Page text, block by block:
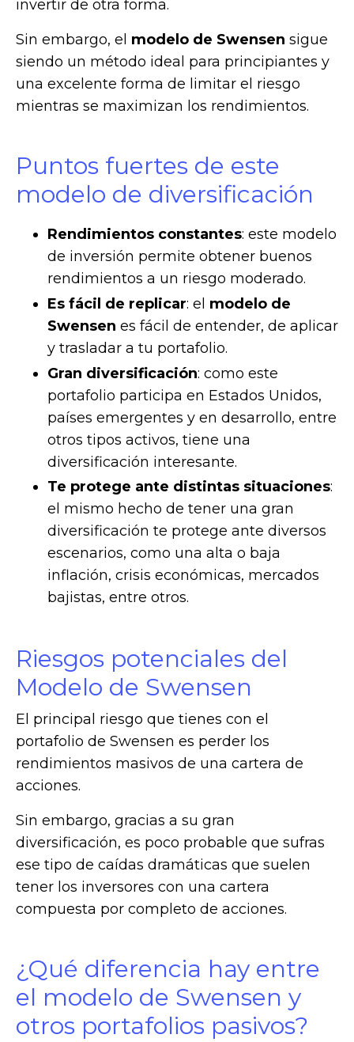
invertir de otra forma.
Sin embargo, el modelo de Swensen sigue
siendo un método ideal para principiantes y
una excelente forma de limitar el riesgo
mientras se maximizan los rendimientos.
Puntos fuertes de este
modelo de diversificación
Rendimientos constantes: este modelo
de inversión permite obtener buenos
rendimientos a un riesgo moderado.
Es fácil de replicar: el modelo de
Swensen es fácil de entender, de aplicar
y trasladar a tu portafolio.
Gran diversificación: como este
portafolio participa en Estados Unidos,
países emergentes y en desarrollo, entre
otros tipos activos, tiene una
diversificación interesante.
Te protege ante distintas situaciones:
el mismo hecho de tener una gran
diversificación te protege ante diversos
escenarios, como una alta o baja
inflación, crisis económicas, mercados
bajistas, entre otros.
Riesgos potenciales del
Modelo de Swensen
El principal riesgo que tienes con el
portafolio de Swensen es perder los
rendimientos masivos de una cartera de
acciones.
Sin embargo, gracias a su gran
diversificación, es poco probable que sufras
ese tipo de caídas dramáticas que suelen
tener los inversores con una cartera
compuesta por completo de acciones.
¿Qué diferencia hay entre
el modelo de Swensen y
otros portafolios pasivos?